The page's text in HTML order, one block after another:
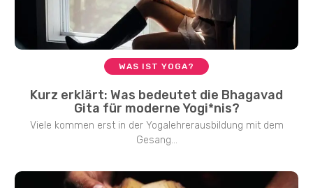
WAS IST YOGA?
Kurz erklärt: Was bedeutet die Bhagavad
Gita für moderne Yogi*nis?
Viele kommen erst in der Yogalehrerausbildung mit dem
Gesang...